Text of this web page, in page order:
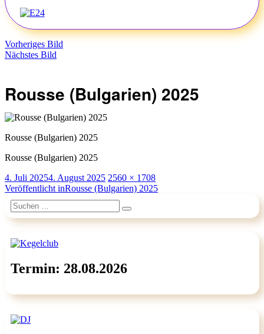
Vorheriges Bild
Nächstes Bild
Rousse (Bulgarien) 2025
Rousse (Bulgarien) 2025
Rousse (Bulgarien) 2025
Veröffentlicht
am
4. Juli 20254. August 2025 Originalgröße
2560 × 1708
Beitragsnavigation
Veröffentlicht inRousse (Bulgarien) 2025
Suchen
nach:
Suchen
Termin: 28.08.2026